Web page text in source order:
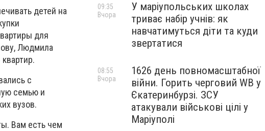
детей на
для
Людмила
с
семью и
вузов.
Вам есть чем
У маріупольських школах
триває набір учнів: як
навчатимуться діти та куди
звертатися
09:35
Вчора
1626 день повномасштабної
війни. Горить черговий WB у
Єкатеринбурзі. ЗСУ
атакували військові цілі у
Маріуполі
08:55
Вчора